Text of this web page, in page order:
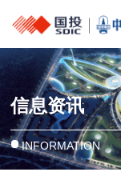
信息资讯
INFORMATION